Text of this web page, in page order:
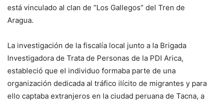
está vinculado al clan de “Los Gallegos” del Tren de
Aragua.
La investigación de la fiscalía local junto a la Brigada
Investigadora de Trata de Personas de la PDI Arica,
estableció que el individuo formaba parte de una
organización dedicada al tráfico ilícito de migrantes y para
ello captaba extranjeros en la ciudad peruana de Tacna, a